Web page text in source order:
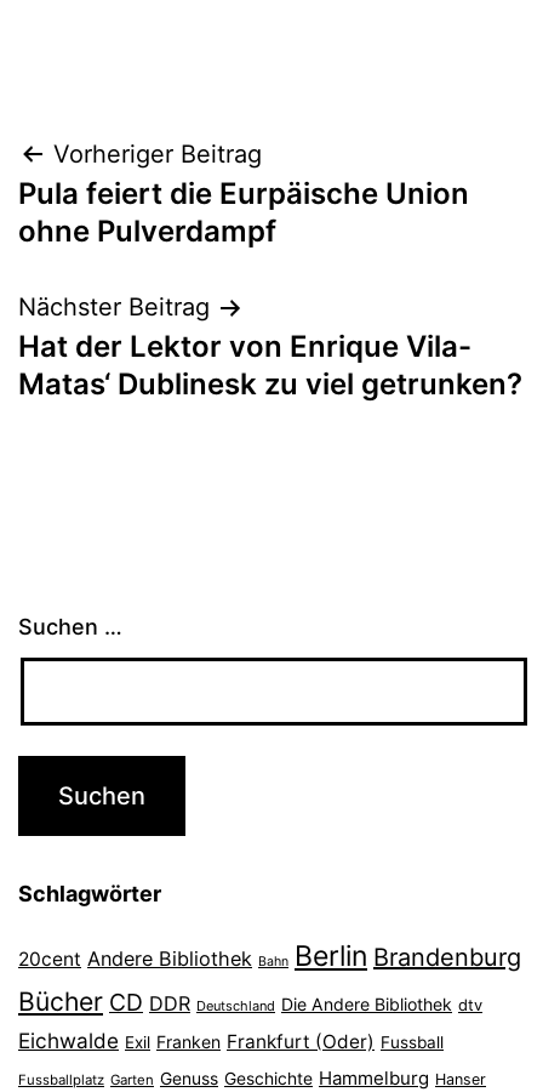
Beitragsnavigation
Vorheriger Beitrag
Pula feiert die Eurpäische Union
ohne Pulverdampf
Nächster Beitrag
Hat der Lektor von Enrique Vila-
Matas‘ Dublinesk zu viel getrunken?
Suchen …
Schlagwörter
20cent Andere Bibliothek Bahn Berlin Brandenburg
Bücher CD DDR Deutschland Die Andere Bibliothek dtv
Eichwalde Exil Franken Frankfurt (Oder) Fussball
Fussballplatz Garten Genuss Geschichte Hammelburg Hanser